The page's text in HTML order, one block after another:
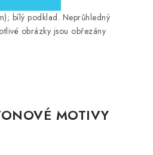
bílý podklad. Neprůhledný
obrázky jsou obřezány
MOTIVY